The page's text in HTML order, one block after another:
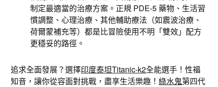
制定最適當的治療方案。正規 PDE-5 藥物、生活習
慣調整、心理治療、其他輔助療法（如震波治療、
荷爾蒙補充等）都是比冒險使用不明「雙效」配方
更穩妥的路徑。
追求全面發展？選擇印度泰坦Titanic-k2全能選手！性福
知音，讓你從容面對挑戰，盡享生活樂趣！綠水鬼第四代